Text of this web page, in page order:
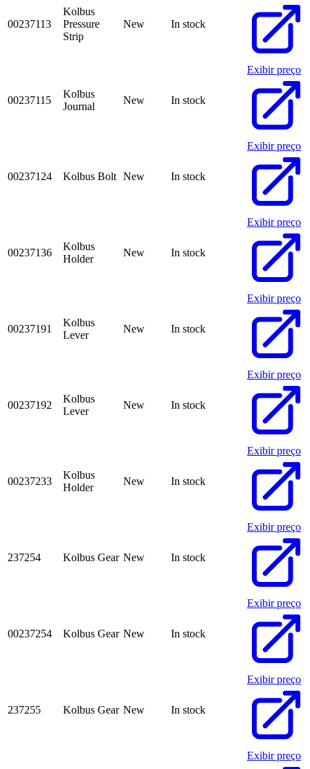
00237113
Kolbus
Pressure
Strip
New In stock
00237115
Kolbus
Journal
New In stock
Exibir preço
00237124 Kolbus Bolt New In stock
Exibir preço
00237136
Kolbus
Holder
New In stock
Exibir preço
00237191
Kolbus
Lever
New In stock
Exibir preço
00237192
Kolbus
Lever
New In stock
Exibir preço
00237233
Kolbus
Holder
New In stock
Exibir preço
237254 Kolbus Gear New In stock
Exibir preço
00237254 Kolbus Gear New In stock
Exibir preço
237255 Kolbus Gear New In stock
Exibir preço
Exibir preço